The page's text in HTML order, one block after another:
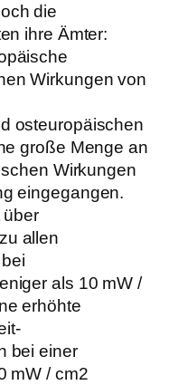
die
ihre Ämter:
Wirkungen von
osteuropäischen
große Menge an
Wirkungen
eingegangen.
über
allen
als 10 mW /
erhöhte
bei einer
mW / cm2